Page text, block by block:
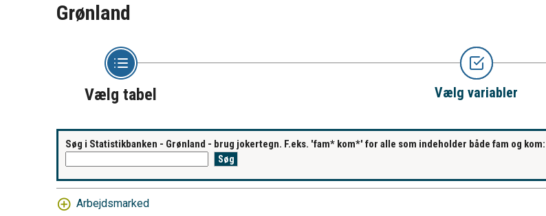
Grønland
Vælg tabel Vælg variabler
Søg i Statistikbanken - Grønland - brug jokertegn. F.eks. 'fam* kom*' for alle som indeholder både fam og kom:
Arbejdsmarked